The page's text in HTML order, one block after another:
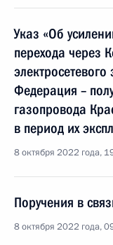
Указ «Об
перехода через
Федерация –
газопровода
в период их
8 октября 2022 года,
Поручения в
8 октября 2022 года,